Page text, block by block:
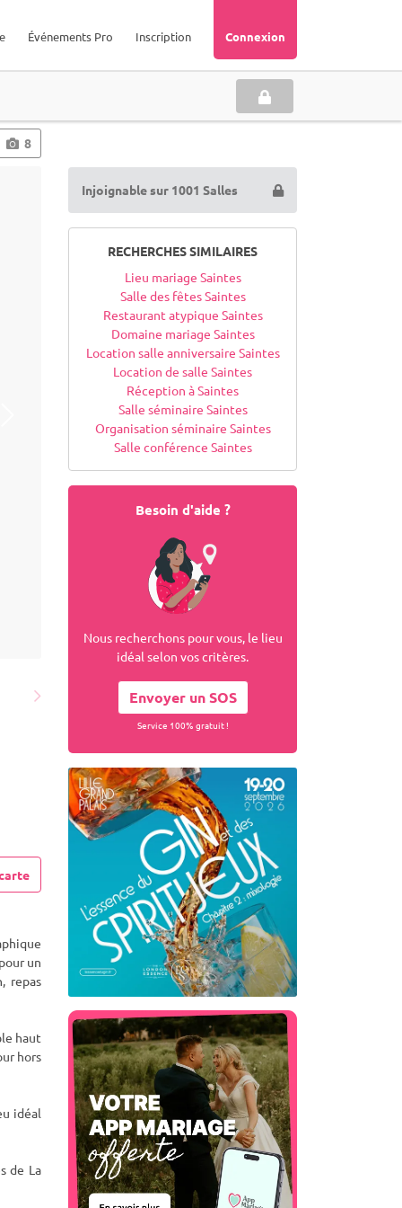
Connexion
Inscription
Événements Pro
8
our un
repas
haut
hors
idéal
de La
Injoignable sur 1001 Salles
RECHERCHES SIMILAIRES
Lieu mariage Saintes
Salle des fêtes Saintes
Restaurant atypique Saintes
Domaine mariage Saintes
Location salle anniversaire Saintes
Location de salle Saintes
Réception à Saintes
Salle séminaire Saintes
Organisation séminaire Saintes
Salle conférence Saintes
Besoin d'aide ?
Nous recherchons pour vous, le lieu
idéal selon vos critères.
Envoyer un SOS
Service 100% gratuit !